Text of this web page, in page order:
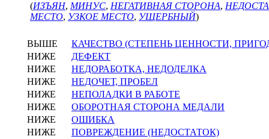
(ИЗЪЯН, МИНУС, НЕГАТИВНАЯ СТОРОНА,
МЕСТО, УЗКОЕ МЕСТО, УЩЕРБНЫЙ)
ВЫШЕ
КАЧЕСТВО (СТЕПЕНЬ ЦЕННОСТИ,
НИЖЕ
ДЕФЕКТ
НИЖЕ
НЕДОРАБОТКА, НЕДОДЕЛКА
НИЖЕ
НЕДОЧЕТ, ПРОБЕЛ
НИЖЕ
НЕПОЛАДКИ В РАБОТЕ
НИЖЕ
ОБОРОТНАЯ СТОРОНА МЕДАЛИ
НИЖЕ
ОШИБКА
НИЖЕ
ПОВРЕЖДЕНИЕ (НЕДОСТАТОК)